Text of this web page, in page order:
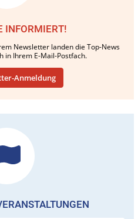
INFORMIERT!
Newsletter landen die Top-News
in Ihrem E-Mail-Postfach.
Anmeldung